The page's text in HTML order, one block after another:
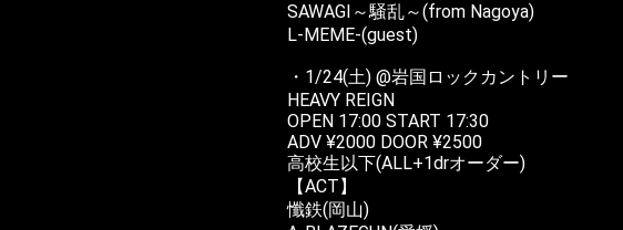
SAWAGI～騒乱～(from Nagoya)
L-MEME-(guest)
・1/24(土) @岩国ロックカントリー
HEAVY REIGN
OPEN 17:00 START 17:30
ADV ¥2000 DOOR ¥2500
高校生以下(ALL+1drオーダー)
【ACT】
懺鉄(岡山)